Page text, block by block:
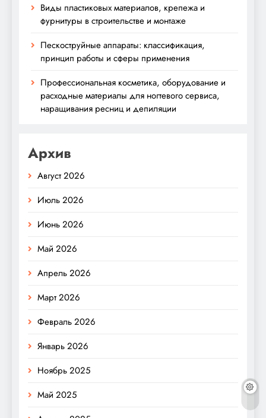
Виды пластиковых материалов, крепежа и
фурнитуры в строительстве и монтаже
Пескоструйные аппараты: классификация,
принцип работы и сферы применения
Профессиональная косметика, оборудование и
расходные материалы для ногтевого сервиса,
наращивания ресниц и депиляции
Архив
Август 2026
Июль 2026
Июнь 2026
Май 2026
Апрель 2026
Март 2026
Февраль 2026
Январь 2026
Ноябрь 2025
Май 2025